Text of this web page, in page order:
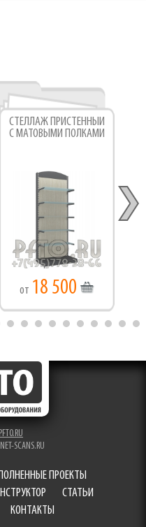
СТЕЛЛАЖ ПРИСТЕННЫЙ
С МАТОВЫМИ ПОЛКАМИ
от 18 500
PFTO.RU
SCANS.RU
ПРОЕКТЫ
СТАТЬИ
КОНТАКТЫ